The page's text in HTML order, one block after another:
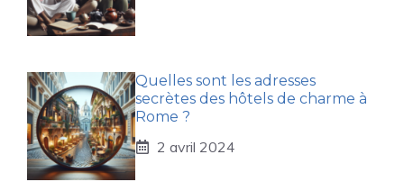
Quelles sont les adresses
secrètes des hôtels de charme à
Rome ?
2 avril 2024